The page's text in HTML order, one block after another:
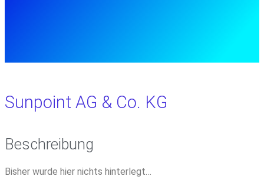
Sunpoint AG & Co. KG
Beschreibung
Bisher wurde hier nichts hinterlegt…